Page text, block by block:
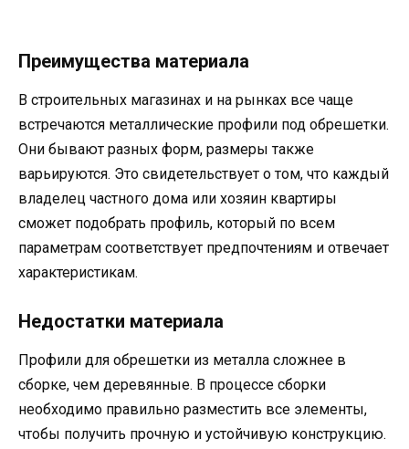
Преимущества материала
В строительных магазинах и на рынках все чаще
встречаются металлические профили под обрешетки.
Они бывают разных форм, размеры также
варьируются. Это свидетельствует о том, что каждый
владелец частного дома или хозяин квартиры
сможет подобрать профиль, который по всем
параметрам соответствует предпочтениям и отвечает
характеристикам.
Недостатки материала
Профили для обрешетки из металла сложнее в
сборке, чем деревянные. В процессе сборки
необходимо правильно разместить все элементы,
чтобы получить прочную и устойчивую конструкцию.